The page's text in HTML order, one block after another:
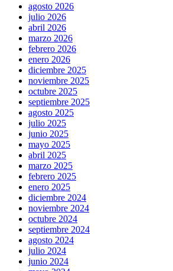
agosto 2026
julio 2026
abril 2026
marzo 2026
febrero 2026
enero 2026
diciembre 2025
noviembre 2025
octubre 2025
septiembre 2025
agosto 2025
julio 2025
junio 2025
mayo 2025
abril 2025
marzo 2025
febrero 2025
enero 2025
diciembre 2024
noviembre 2024
octubre 2024
septiembre 2024
agosto 2024
julio 2024
junio 2024